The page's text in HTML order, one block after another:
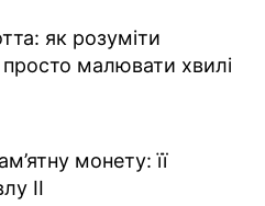
як розуміти
малювати хвилі
монету: її
II